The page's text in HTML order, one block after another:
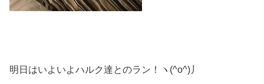
明日はいよいよハルク達とのラン！ヽ(^o^)丿